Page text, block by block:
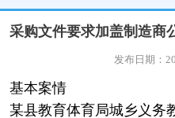
成都市 广元市 绵阳市 德
采购文件要求加盖制造商
发布日期：
基本案情
某县教育体育局城乡义务